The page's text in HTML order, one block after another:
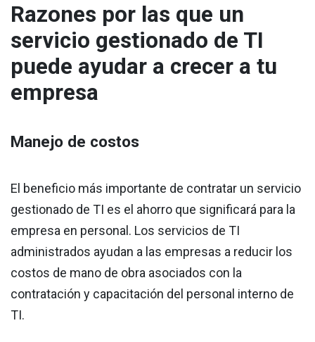
Razones por las que un
servicio gestionado de TI
puede ayudar a crecer a tu
empresa
Manejo de costos
El beneficio más importante de contratar un servicio
gestionado de TI es el ahorro que significará para la
empresa en personal. Los servicios de TI
administrados ayudan a las empresas a reducir los
costos de mano de obra asociados con la
contratación y capacitación del personal interno de
TI.